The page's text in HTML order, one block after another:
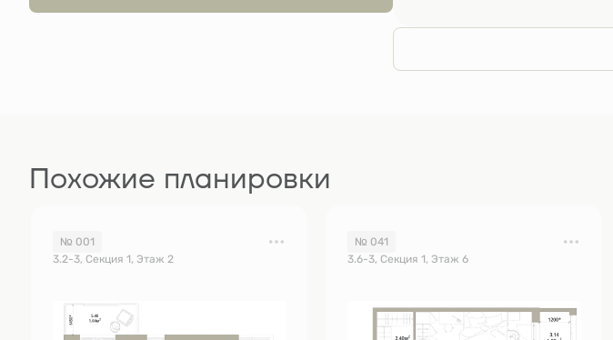
Похожие планировки
№ 001
3.2-3, Секция 1, Этаж 2
№ 041
3.6-3, Секция 1, Этаж 6